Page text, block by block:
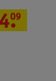
4.
09